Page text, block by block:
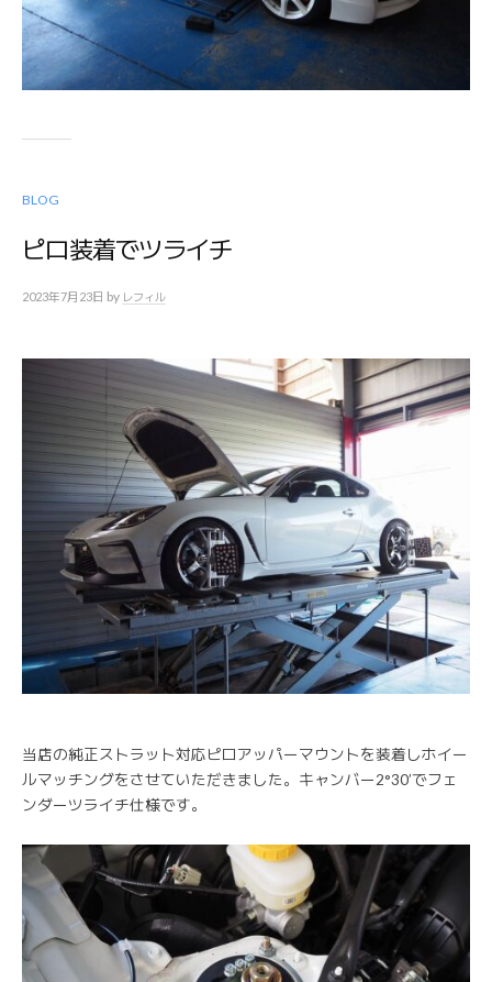
BLOG
ピロ装着でツライチ
2023年7月23日 by レフィル
当店の純正ストラット対応ピロアッパーマウントを装着しホイー
ルマッチングをさせていただきました。キャンバー2°30’でフェ
ンダーツライチ仕様です。